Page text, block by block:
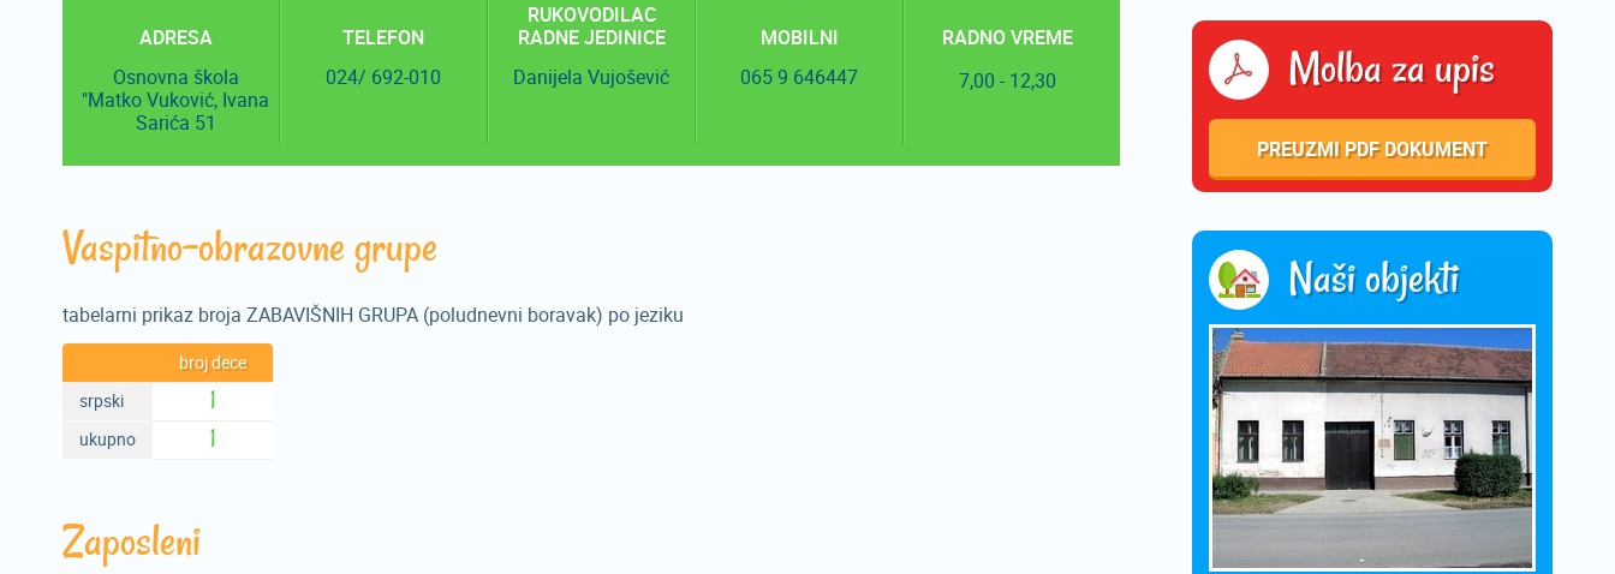
ADRESA
Osnovna škola
"Matko Vuković, Ivana
Sarića 51
TELEFON
024/ 692-010
RUKOVODILAC
RADNE JEDINICE
Danijela Vujošević
MOBILNI
065 9 646447
RADNO VREME
7,00 - 12,30
Vaspitno-obrazovne grupe
tabelarni prikaz broja ZABAVIŠNIH GRUPA (poludnevni boravak) po jeziku
broj dece
srpski
1
ukupno 1
Zaposleni
Molba za upis
PREUZMI PDF DOKUMENT
Naši objekti